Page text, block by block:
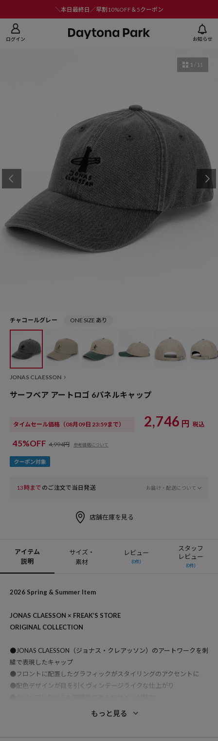
＼本日最終日／早割10%OFF＆5クーポン
ログイン お知らせ
1 / 11
チャコールグレー ONE SIZE あり
JONAS CLAESSON
サーフベア アートロゴ 6パネルキャップ
タイムセール価格 （08月09日 23:59まで） 2,746 円 税込
45%OFF 4,994円 参考価格について
13時まで のご注文で当日発送 お届け・配送について
店舗在庫を見る
アイテム
説明
サイズ・
素材
レビュー
(0件)
スタッフ
レビュー
(0件)
2026 Spring & Summer Item
JONAS CLAESSON × FREAK’S STORE
ORIGINAL COLLECTION
●JONAS CLAESSON（ジョナス・クレアッソン）のアートワークを刺
繍で表現したキャップ
●フロントに配置したグラフィックがスタイリングのアクセントに
●配色デザインが目を引くヴィンテージライクな仕上がり
●ベーシックで使いやすい6パネル仕様
もっと見る